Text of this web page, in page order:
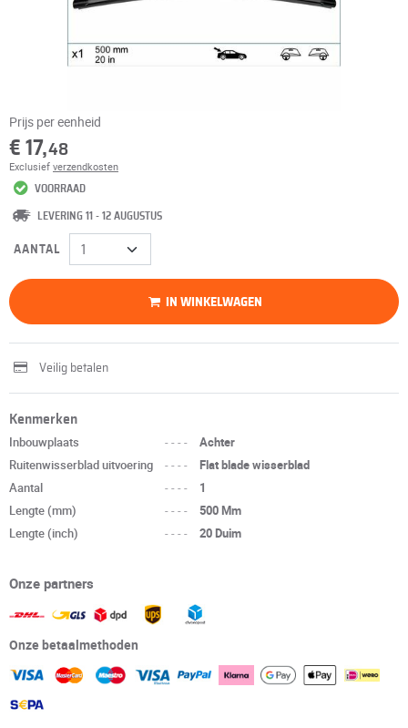
Prijs per eenheid
€ 17,48
Exclusief verzendkosten
VOORRAAD
LEVERING 11 - 12 AUGUSTUS
AANTAL
IN WINKELWAGEN
Veilig betalen
Kenmerken
Inbouwplaats ----
Achter
Ruitenwisserblad uitvoering
----
Flat blade wisserblad
Aantal
----
1
Lengte (mm)
----
500 Mm
Lengte (inch)
---- 20 Duim
Onze partners
Onze betaalmethoden